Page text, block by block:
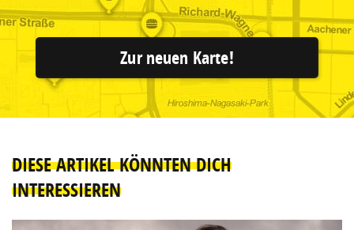
Zur neuen Karte!
DIESE ARTIKEL KÖNNTEN DICH
INTERESSIEREN